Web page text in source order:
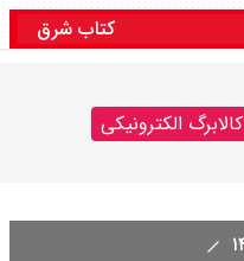
کتاب شرق
کالابرگ الکترونیکی